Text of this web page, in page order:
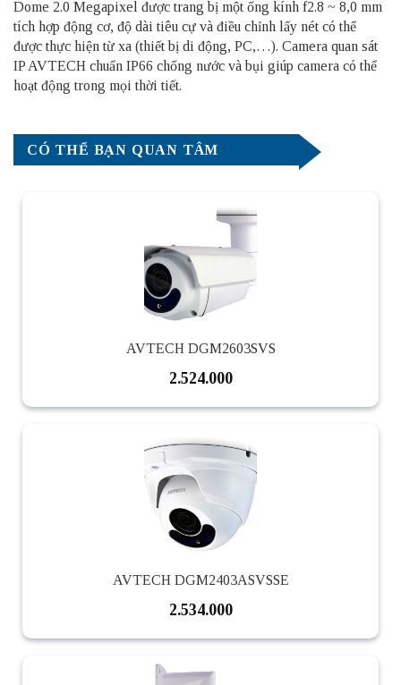
Dome 2.0 Megapixel được trang bị một ống kính f2.8 ~ 8,0 mm
tích hợp động cơ, độ dài tiêu cự và điều chỉnh lấy nét có thể
được thực hiện từ xa (thiết bị di động, PC,…). Camera quan sát
IP AVTECH chuẩn IP66 chống nước và bụi giúp camera có thể
hoạt động trong mọi thời tiết.
CÓ THỂ BẠN QUAN TÂM
AVTECH DGM2603SVS
2.524.000
AVTECH DGM2403ASVSSE
2.534.000